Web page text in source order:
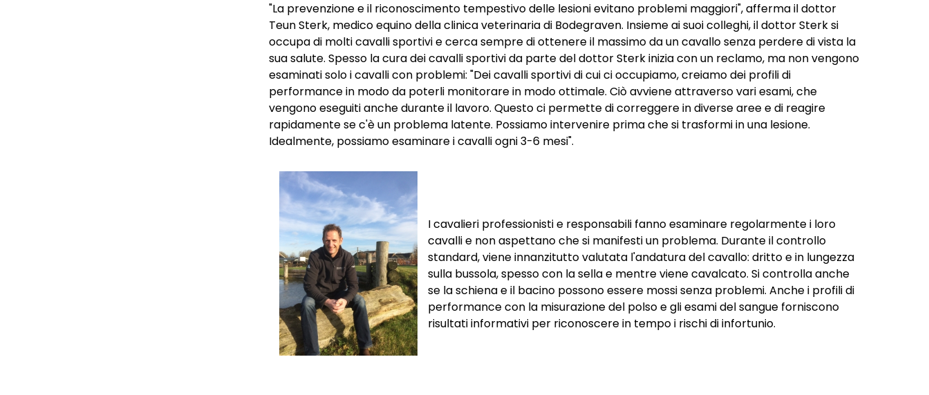
"La prevenzione e il riconoscimento tempestivo delle lesioni evitano problemi maggiori", afferma il dottor
Teun Sterk, medico equino della clinica veterinaria di Bodegraven. Insieme ai suoi colleghi, il dottor Sterk si
occupa di molti cavalli sportivi e cerca sempre di ottenere il massimo da un cavallo senza perdere di vista la
sua salute. Spesso la cura dei cavalli sportivi da parte del dottor Sterk inizia con un reclamo, ma non vengono
esaminati solo i cavalli con problemi: "Dei cavalli sportivi di cui ci occupiamo, creiamo dei profili di
performance in modo da poterli monitorare in modo ottimale. Ciò avviene attraverso vari esami, che
vengono eseguiti anche durante il lavoro. Questo ci permette di correggere in diverse aree e di reagire
rapidamente se c'è un problema latente. Possiamo intervenire prima che si trasformi in una lesione.
Idealmente, possiamo esaminare i cavalli ogni 3-6 mesi".
​I cavalieri professionisti e responsabili fanno esaminare regolarmente i loro
cavalli e non aspettano che si manifesti un problema. Durante il controllo
standard, viene innanzitutto valutata l'andatura del cavallo: dritto e in lungezza
sulla bussola, spesso con la sella e mentre viene cavalcato. Si controlla anche
se la schiena e il bacino possono essere mossi senza problemi. Anche i profili di
performance con la misurazione del polso e gli esami del sangue forniscono
risultati informativi per riconoscere in tempo i rischi di infortunio.